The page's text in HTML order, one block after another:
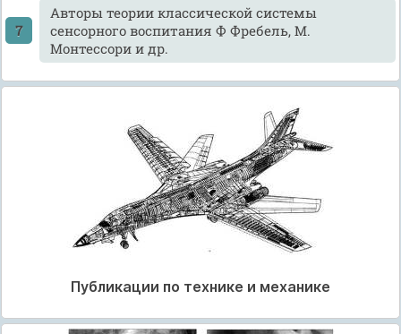
Авторы теории классической системы
сенсорного воспитания Ф Фребель, М.
Монтессори и др.
Публикации по технике и механике